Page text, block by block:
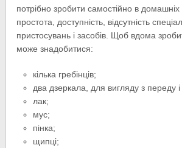
потрібно зробити самостійно в
простота, доступність, відсутність
пристосувань і засобів. Щоб вдома
може знадобитися:
кілька гребінців;
два дзеркала, для вигляду з переду і
лак;
мус;
пінка;
щипці;